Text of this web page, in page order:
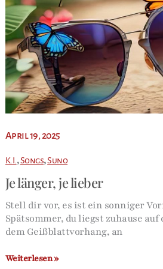
April 19, 2025
K.I.,Songs,Suno
Je länger, je lieber
Stell dir vor, es ist ein sonniger
Spätsommer, du liegst zuhause
dem Geißblattvorhang, an
Je
Weiterlesen »